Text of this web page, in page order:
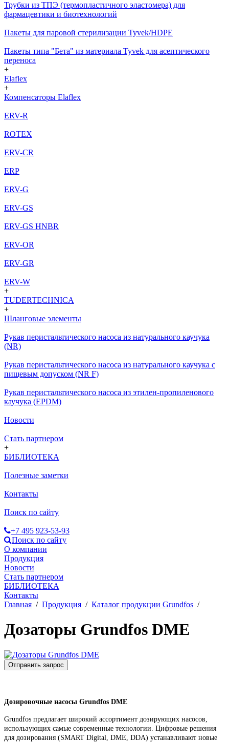
Трубки из ТПЭ (термопластичного эластомера) для
фармацевтики и биотехнологий
Пакеты для паровой стерилизации Tyvek/HDPE
Пакеты типа "Бета" из материала Tyvek для асептического
переноса
+
Elaflex
+
Компенсаторы Elaflex
ERV-R
ROTEX
ERV-CR
ERP
ERV-G
ERV-GS
ERV-GS HNBR
ERV-OR
ERV-GR
ERV-W
+
TUDERTECHNICA
+
Шланговые элементы
Рукав перистальтического насоса из натурального каучука
(NR)
Рукав перистальтического насоса из натурального каучука с
пищевым допуском (NR F)
Рукав перистальтического насоса из этилен-пропиленового
каучука (EPDM)
Новости
Стать партнером
+
БИБЛИОТЕКА
Полезные заметки
Контакты
Поиск по сайту
+7 495 923-53-93
Поиск по сайту
О компании
Продукция
Новости
Стать партнером
БИБЛИОТЕКА
Контакты
Главная / Продукция / Каталог продукции Grundfos /
Дозаторы Grundfos DME
Отправить запрос
Дозировочные насосы Grundfos DME
Grundfos предлагает широкий ассортимент дозирующих насосов,
использующих самые современные технологии. Цифровые решения
для дозирования (SMART Digital, DME, DDA) устанавливают новые